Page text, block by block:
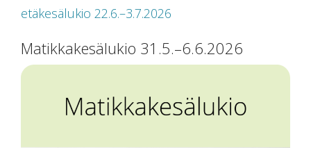
etäkesälukio 22.6.–3.7.2026
Matikkakesälukio 31.5.–6.6.2026